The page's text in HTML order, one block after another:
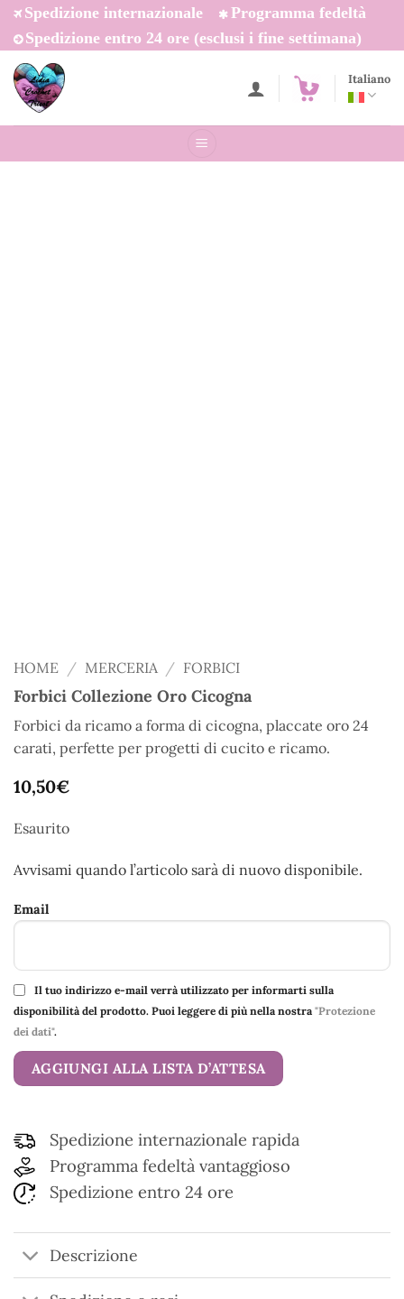
Salta
contenuti
Spedizione internazionale
Programma fedeltà
Spedizione entro 24 ore (esclusi i fine settimana)
Italiano
HOME / MERCERIA / FORBICI
Forbici Collezione Oro Cicogna
Forbici da ricamo a forma di cicogna, placcate oro 24
carati, perfette per progetti di cucito e ricamo.
10,50€
Esaurito
Avvisami quando l’articolo sarà di nuovo disponibile.
Email
Il tuo indirizzo e-mail verrà utilizzato per informarti sulla
disponibilità del prodotto. Puoi leggere di più nella nostra "Protezione
dei dati".
Spedizione internazionale rapida
Programma fedeltà vantaggioso
Spedizione entro 24 ore
Descrizione